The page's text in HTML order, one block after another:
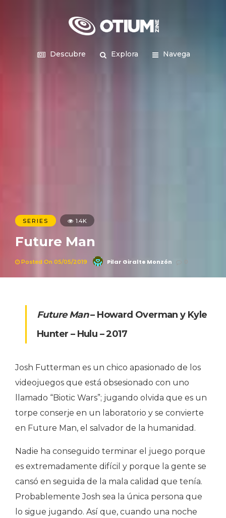
Descubre Explora Navega
SERIES 1.4K
Future Man
Posted On 05/05/2019 Pilar Giralte Monzón
Future Man– Howard Overman y Kyle
Hunter – Hulu – 2017
Josh Futterman es un chico apasionado de los
videojuegos que está obsesionado con uno
llamado “Biotic Wars”; jugando olvida que es un
torpe conserje en un laboratorio y se convierte
en Future Man, el salvador de la humanidad.
Nadie ha conseguido terminar el juego porque
es extremadamente difícil y porque la gente se
cansó en seguida de la mala calidad que tenía.
Probablemente Josh sea la única persona que
lo sigue jugando. Así que, cuando una noche